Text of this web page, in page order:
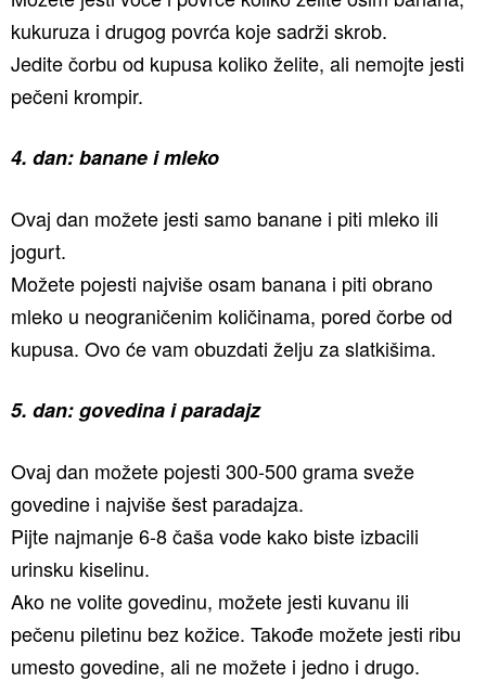
kukuruza i drugog povrća koje sadrži skrob.
Jedite čorbu od kupusa koliko želite, ali nemojte jesti
pečeni krompir.
4. dan: banane i mleko
Ovaj dan možete jesti samo banane i piti mleko ili
jogurt.
Možete pojesti najviše osam banana i piti obrano
mleko u neograničenim količinama, pored čorbe od
kupusa. Ovo će vam obuzdati želju za slatkišima.
5. dan: govedina i paradajz
Ovaj dan možete pojesti 300-500 grama sveže
govedine i najviše šest paradajza.
Pijte najmanje 6-8 čaša vode kako biste izbacili
urinsku kiselinu.
Ako ne volite govedinu, možete jesti kuvanu ili
pečenu piletinu bez kožice. Takođe možete jesti ribu
umesto govedine, ali ne možete i jedno i drugo.